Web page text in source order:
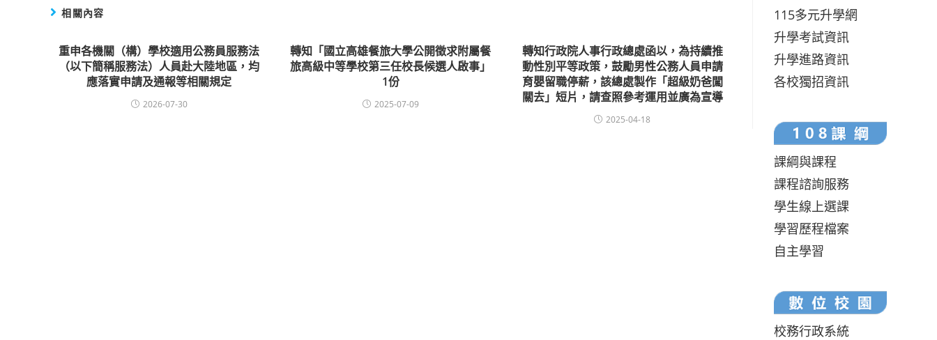
相關內容
重申各機關（構）學校適用公務員服務法
（以下簡稱服務法）人員赴大陸地區，均
應落實申請及通報等相關規定
2026-07-30
轉知「國立高雄餐旅大學公開徵求附屬餐
旅高級中等學校第三任校長候選人啟事」
1份
2025-07-09
轉知行政院人事行政總處函以，為持續推
動性別平等政策，鼓勵男性公務人員申請
育嬰留職停薪，該總處製作「超級奶爸闖
關去」短片，請查照參考運用並廣為宣導
2025-04-18
115多元升學網
升學考試資訊
升學進路資訊
各校獨招資訊
課綱與課程
課程諮詢服務
學生線上選課
學習歷程檔案
自主學習
校務行政系統